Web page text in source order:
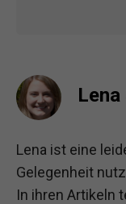
Lena ist eine
Gelegenheit
In ihren Artikeln